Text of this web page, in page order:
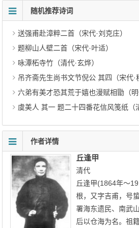
随机推荐诗词
送强甫赴漳粹二首（宋代·刘克庄）
题柳山人壁二首（宋代·叶适）
咏潭柘寺竹（清代·玄烨）
吊齐斋先生尚书文节倪公 其四（宋代·
六弟有美才恐其荒于嬉也漫赋相勖（明
虞美人 其一 题二十四番花信风笺纸（
作者详情
丘逢甲
清代
丘逢甲(1864年～
根，又字吉甫，号
署海东遗民、南武
后以仓海为名。祖